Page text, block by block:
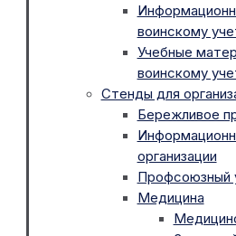
воинскому
Учебные
воинскому
Стенды для
Бережливое
организации
Профсоюзный
Медицина